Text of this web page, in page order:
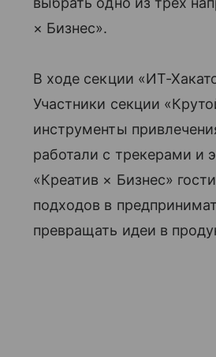
× Бизнес».
В ходе секции «ИТ-
Участники секции
инструменты
работали с трекерами и
«Креатив × Бизнес»
подходов в
превращать идеи в